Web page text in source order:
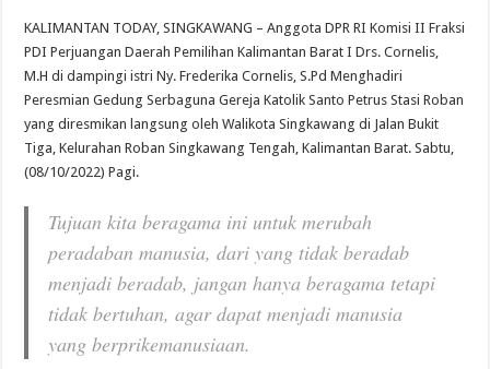
KALIMANTAN TODAY, SINGKAWANG – Anggota DPR RI Komisi II Fraksi
PDI Perjuangan Daerah Pemilihan Kalimantan Barat I Drs. Cornelis,
M.H di dampingi istri Ny. Frederika Cornelis, S.Pd Menghadiri
Peresmian Gedung Serbaguna Gereja Katolik Santo Petrus Stasi Roban
yang diresmikan langsung oleh Walikota Singkawang di Jalan Bukit
Tiga, Kelurahan Roban Singkawang Tengah, Kalimantan Barat. Sabtu,
(08/10/2022) Pagi.
Tujuan kita beragama ini untuk merubah
peradaban manusia, dari yang tidak beradab
menjadi beradab, jangan hanya beragama tetapi
tidak bertuhan, agar dapat menjadi manusia
yang berprikemanusiaan.